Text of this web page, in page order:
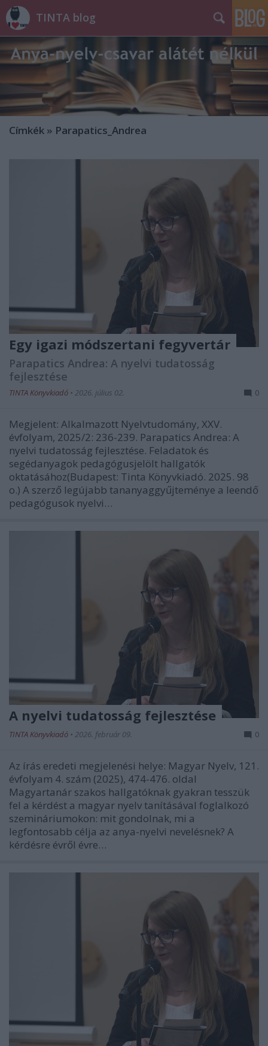
TINTA blog
Címkék » Parapatics_Andrea
Egy igazi módszertani fegyvertár
Parapatics Andrea: A nyelvi tudatosság
fejlesztése
TINTA Könyvkiadó • 2026. július 02. 0
Megjelent: Alkalmazott Nyelvtudomány, XXV.
évfolyam, 2025/2: 236-239. Parapatics Andrea: A
nyelvi tudatosság fejlesztése. Feladatok és
segédanyagok pedagógusjelölt hallgatók
oktatásához(Budapest: Tinta Könyvkiadó. 2025. 98
o.) A szerző legújabb tananyaggyűjteménye a leendő
pedagógusok nyelvi…
A nyelvi tudatosság fejlesztése
TINTA Könyvkiadó • 2026. február 09. 0
Az írás eredeti megjelenési helye: Magyar Nyelv, 121.
évfolyam 4. szám (2025), 474-476. oldal
Magyartanár szakos hallgatóknak gyakran tesszük
fel a kérdést a magyar nyelv tanításával foglalkozó
szemináriumokon: mit gondolnak, mi a
legfontosabb célja az anya-nyelvi nevelésnek? A
kérdésre évről évre…